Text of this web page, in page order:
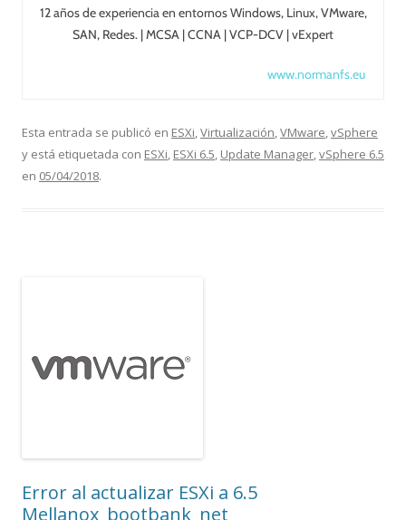
12 años de experiencia en entornos Windows, Linux, VMware,
SAN, Redes. | MCSA | CCNA | VCP-DCV | vExpert
www.normanfs.eu
Esta entrada se publicó en ESXi,Virtualización,VMware,vSphere
y está etiquetada con ESXi, ESXi 6.5, Update Manager,vSphere 6.5
en 05/04/2018.
Error al actualizar ESXi a 6.5
Mellanox_bootbank_net